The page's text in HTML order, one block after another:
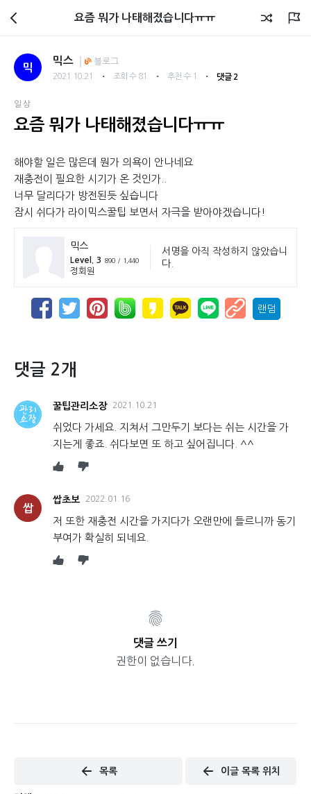
회원광장
요즘 뭐가 나태해졌습니다ㅠㅠ
믹
믹스 블로그
2021.10.21 ・ 조회 수 81 ・ 추천 수 1 ・ 댓글 2
일상
요즘 뭐가 나태해졌습니다ㅠㅠ
해야할 일은 많은데 뭔가 의욕이 안나네요
재충전이 필요한 시기가 온 것인가..
너무 달리다가 방전된듯 싶습니다
잠시 쉬다가 라이믹스꿀팁 보면서 자극을 받아야겠습니다!
믹스
Level. 3 890 / 1,440
정회원
서명을 아직 작성하지 않았습니
다.
랜덤
댓글 2개
꿀팁관리소장 2021.10.21
쉬었다 가세요. 지쳐서 그만두기 보다는 쉬는 시간을 가
지는게 좋죠. 쉬다보면 또 하고 싶어집니다. ^^
쌉
쌉초보 2022.01.16
저 또한 재충전 시간을 가지다가 오랜만에 들르니까 동기
부여가 확실히 되네요.
댓글 쓰기
권한이 없습니다.
목록 이글 목록 위치